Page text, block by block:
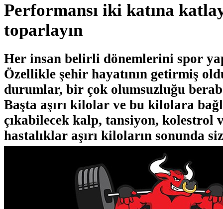
Performansı iki katına
toparlayın
Her insan belirli dönemlerini spor
Özellikle şehir hayatının getirmiş
durumlar, bir çok olumsuzluğu
Başta aşırı kilolar ve bu kilolara
çıkabilecek kalp, tansiyon, kolestrol
hastalıklar aşırı kiloların sonunda